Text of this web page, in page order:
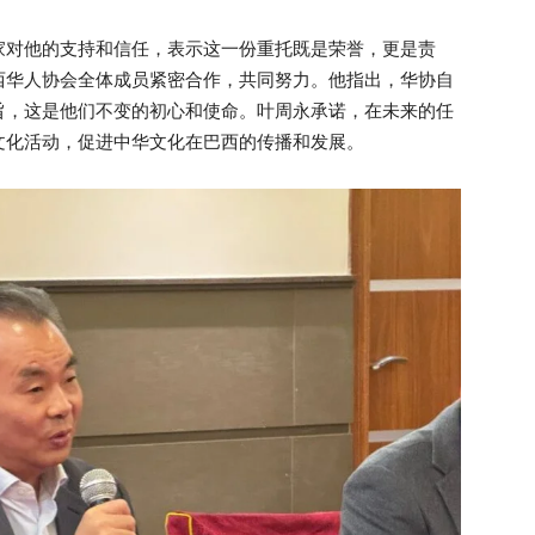
他的支持和信任，表示这一份重托既是荣誉，更是责
人协会全体成员紧密合作，共同努力。他指出，华协自
这是他们不变的初心和使命。叶周永承诺，在未来的任
活动，促进中华文化在巴西的传播和发展。